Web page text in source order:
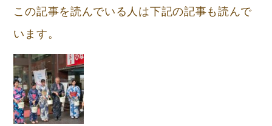
この記事を読んでいる人は下記の記事も読んで
います。